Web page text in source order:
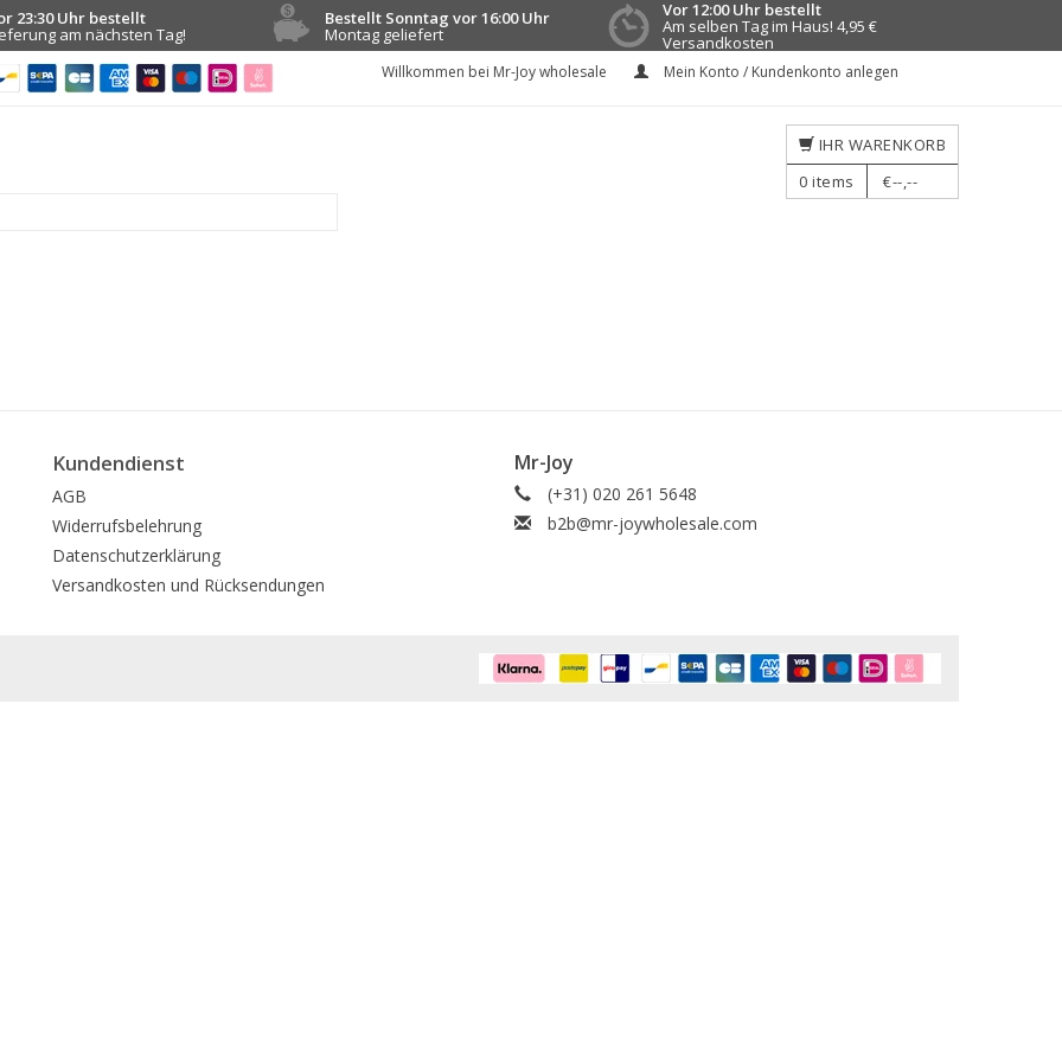
23:30 Uhr bestellt
am nächsten Tag!
Bestellt Sonntag vor 16:00 Uhr
Montag geliefert
Vor 12:00 Uhr bestellt
Am selben Tag im Haus! 4,95 €
Versandkosten
Willkommen bei Mr-Joy wholesale Mein Konto / Kundenkonto anlegen
IHR WARENKORB
0 items €--,--
Kundendienst
AGB
Widerrufsbelehrung
Datenschutzerklärung
Versandkosten und Rücksendungen
Mr-Joy
(+31) 020 261 5648
b2b@mr-joywholesale.com